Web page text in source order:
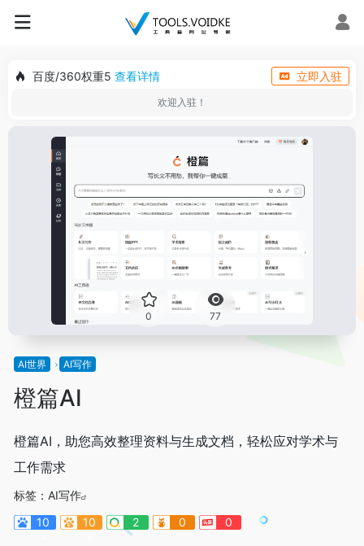
百度/360权重5 查看详情 立即入驻
欢迎入驻！
0 77
AI世界 AI写作
橙篇AI
橙篇AI，助您高效整理资料与生成文档，轻松应对学术与
工作需求
标签： AI写作
10
10
2 0 0